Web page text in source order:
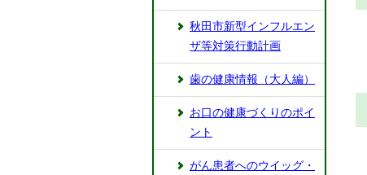
秋田市新型インフルエン
ザ等対策行動計画
歯の健康情報（大人編）
お口の健康づくりのポイ
ント
がん患者へのウイッグ・